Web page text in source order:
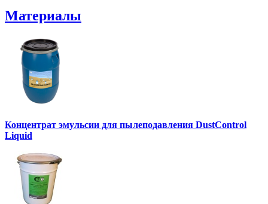
Материалы
Концентрат эмульсии для пылеподавления DustControl
Liquid